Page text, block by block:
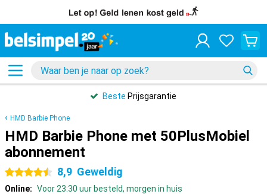
Beste Prijsgarantie
HMD Barbie Phone
HMD Barbie Phone met 50PlusMobiel
abonnement
4.5 sterren 8,9 Geweldig
Online: Voor 23:30 uur besteld, morgen in huis